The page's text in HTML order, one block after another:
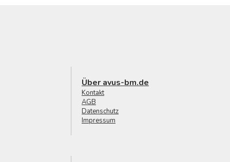
Über avus-bm.de
Kontakt
AGB
Datenschutz
Impressum